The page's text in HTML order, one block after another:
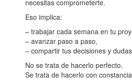
necesitas comprometerte.
Eso implica:
– trabajar cada semana en tu
– avanzar paso a paso,
– compartir tus decisiones y
No se trata de hacerlo perfecto.
Se trata de hacerlo con